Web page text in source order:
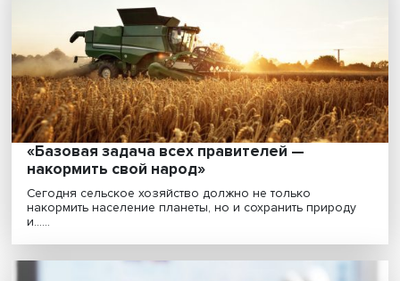
Подписание соглашений прошло «на полях» ПМЭФ. С
обществом «Знание» Вышка будет реализовывать
совм......